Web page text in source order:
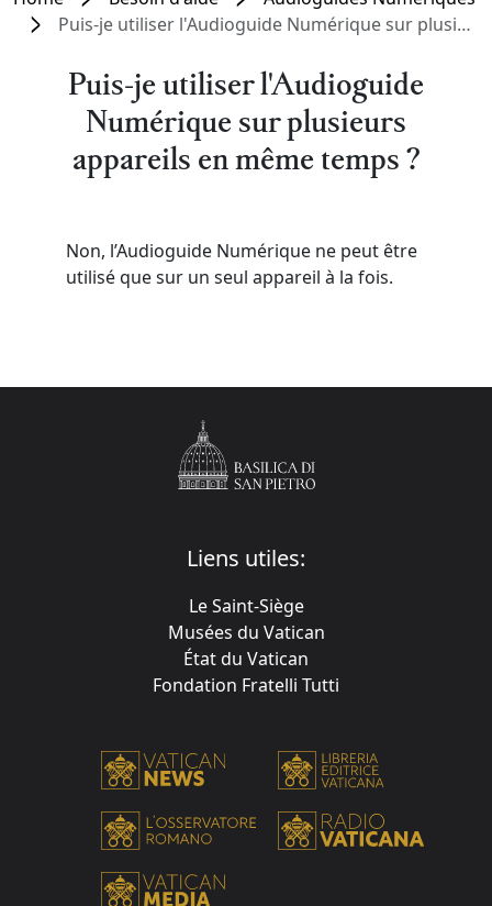
Puis-je utiliser l'Audioguide Numérique sur plusieurs appareils en même temps ?
Puis-je utiliser l'Audioguide
Numérique sur plusieurs
appareils en même temps ?
Non, l’Audioguide Numérique ne peut être
utilisé que sur un seul appareil à la fois.
Liens utiles:
Le Saint-Siège
Musées du Vatican
État du Vatican
Fondation Fratelli Tutti